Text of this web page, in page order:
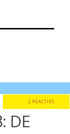
2 REACTIES
DE